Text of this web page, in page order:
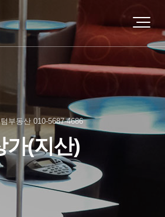
부동산 010-5687-4686
가(지산)